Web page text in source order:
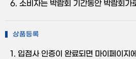
6. 소비자는 박람회 기간동안 박람회가
상품등록
1. 입점사 인증이 완료되면 마이페이지